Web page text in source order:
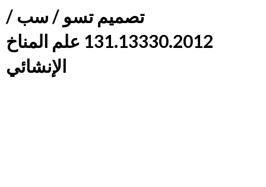
/ تصميم تسو / سب
131.13330.2012 علم المناخ
الإنشائي